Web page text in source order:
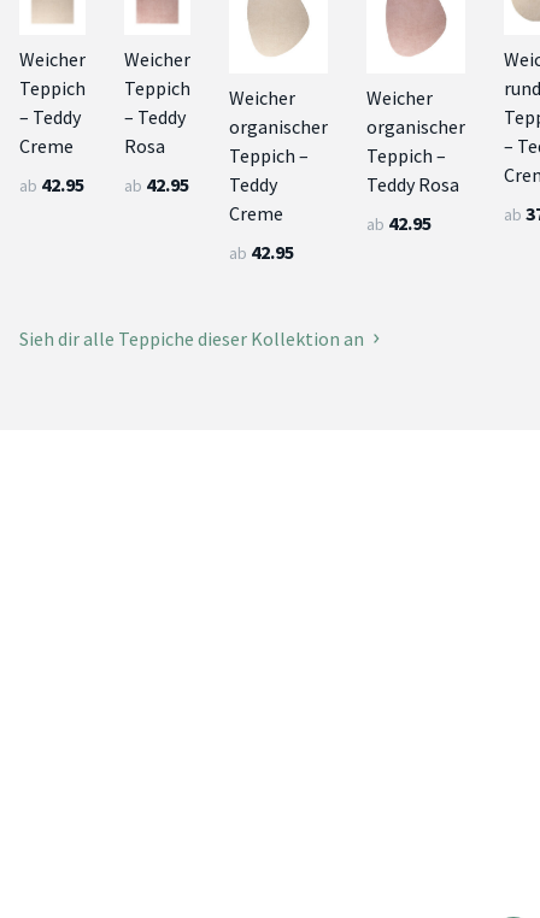
Weicher
Teppich
– Teddy
Creme
ab 42.95
Weicher
Teppich
– Teddy
Rosa
ab 42.95
Weicher
organischer
Teppich –
Teddy
Creme
ab 42.95
Weicher
organischer
Teppich –
Teddy Rosa
ab 42.95
–
ab
Sieh dir alle Teppiche dieser Kollektion an